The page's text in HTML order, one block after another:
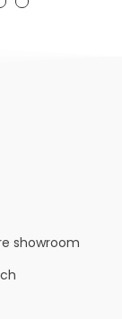
showroom